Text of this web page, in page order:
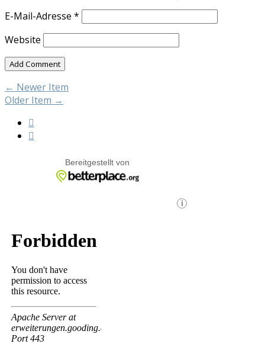
E-Mail-Adresse *
Website
← Newer Item
Older Item →